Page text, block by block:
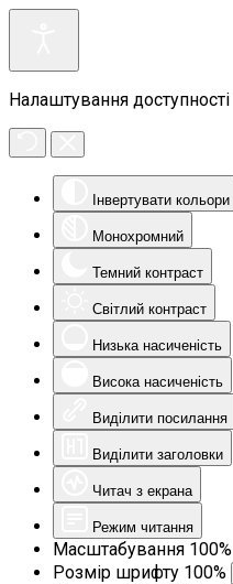
Налаштування доступності
Інвертувати кольори
Монохромний
Темний контраст
Світлий контраст
Низька насиченість
Висока насиченість
Виділити посилання
Виділити заголовки
Читач з екрана
Режим читання
Масштабування 100%
Розмір шрифту 100%